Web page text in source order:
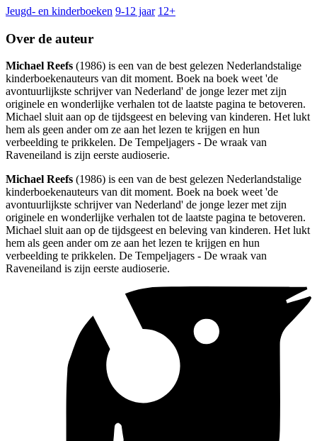
Jeugd- en kinderboeken 9-12 jaar 12+
Over de auteur
Michael Reefs (1986) is een van de best gelezen Nederlandstalige
kinderboekenauteurs van dit moment. Boek na boek weet 'de
avontuurlijkste schrijver van Nederland' de jonge lezer met zijn
originele en wonderlijke verhalen tot de laatste pagina te betoveren.
Michael sluit aan op de tijdsgeest en beleving van kinderen. Het lukt
hem als geen ander om ze aan het lezen te krijgen en hun
verbeelding te prikkelen. De Tempeljagers - De wraak van
Raveneiland is zijn eerste audioserie.
Michael Reefs (1986) is een van de best gelezen Nederlandstalige
kinderboekenauteurs van dit moment. Boek na boek weet 'de
avontuurlijkste schrijver van Nederland' de jonge lezer met zijn
originele en wonderlijke verhalen tot de laatste pagina te betoveren.
Michael sluit aan op de tijdsgeest en beleving van kinderen. Het lukt
hem als geen ander om ze aan het lezen te krijgen en hun
verbeelding te prikkelen. De Tempeljagers - De wraak van
Raveneiland is zijn eerste audioserie.